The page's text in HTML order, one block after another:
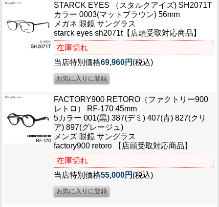
STARCK EYES （スタルクアイズ) SH2071T
カラー 0003(マットブラウン) 56mm
メガネ 眼鏡 サングラス
starck eyes sh2071t【店頭受取対応商品】
在庫切れ
当店特別価格69,960円 (税込)
FACTORY900 RETORO（ファクトリー900
レトロ） RF-170 45mm
5カラー 001(黒) 387(デミ) 407(青) 827(クリ
ア) 897(グレージュ)
メンズ 眼鏡 サングラス
factory900 retoro 【店頭受取対応商品】
在庫切れ
当店特別価格55,000円 (税込)